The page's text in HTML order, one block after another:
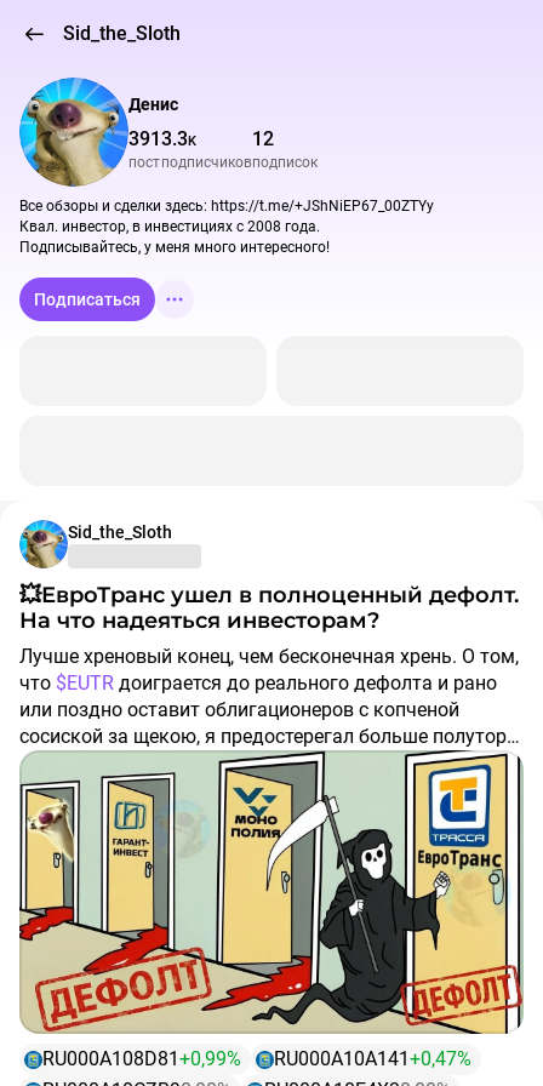
Sid_the_Sloth
Денис
391
пост
3.3K
подписчиков
12
подписок
Все обзоры и сделки здесь: https://t.me/+JShNiEP67_00ZTYy
Квал. инвестор, в инвестициях с 2008 года.
Подписывайтесь, у меня много интересного!
Подписаться
Sid_the_Sloth
💥ЕвроТранс ушел в полноценный дефолт.
На что надеяться инвесторам?
Лучше хреновый конец, чем бесконечная хрень. О том,
что $EUTR доиграется до реального дефолта и рано
или поздно оставит облигационеров с копченой
сосиской за щекою, я предостерегал больше полутора
лет.
В феврале публично
спрогнозировал
, что следующим
крупным дефолтником станет ЕТ. При том, что я сам
держал его облиги, но видел, к чему всё идет.
⛽️Есть ли какие-то проблески и что делать тем, кто
"застрял" в бумагах?
💥Реальный дефолт злой Сбер
Хронология событий последних дней такова.
RU000A108D81+0,99% RU000A10A141+0,47%